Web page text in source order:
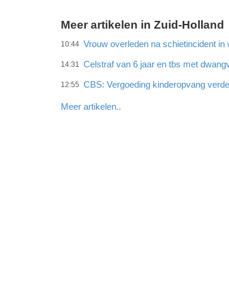
Meer artikelen in Zuid-Holland
10:44 Vrouw overleden na schietincident
14:31 Celstraf van 6 jaar en tbs met
12:55 CBS: Vergoeding kinderopvang
Meer artikelen..